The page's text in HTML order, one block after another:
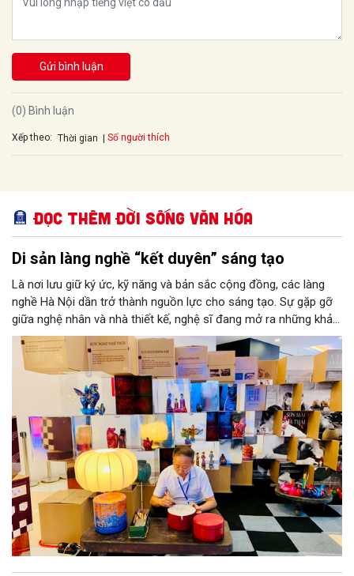
Gửi bình luận
(0) Bình luận
Xếp theo: Thời gian Số người thích
Đọc thêm Đời sống văn hóa
Di sản làng nghề “kết duyên” sáng tạo
Là nơi lưu giữ ký ức, kỹ năng và bản sắc cộng đồng, các làng
nghề Hà Nội dần trở thành nguồn lực cho sáng tạo. Sự gặp gỡ
giữa nghệ nhân và nhà thiết kế, nghệ sĩ đang mở ra những khả
năng phát triển mới cho thủ công đương đại trên nền tảng di
sản. Từ những cuộc “kết duyên” đầy cảm hứng ấy, Hà Nội đang
khơi thông mạch ngầm của hệ sinh thái thủ công, biến vốn cổ
thành động lực bền vững cho tương lai.